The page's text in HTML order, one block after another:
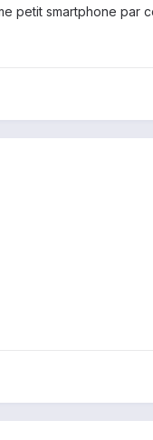
petit smartphone